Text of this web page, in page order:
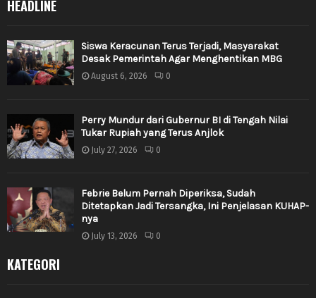
HEADLINE
Siswa Keracunan Terus Terjadi, Masyarakat
Desak Pemerintah Agar Menghentikan MBG
August 6, 2026 0
Perry Mundur dari Gubernur BI di Tengah Nilai
Tukar Rupiah yang Terus Anjlok
July 27, 2026 0
Febrie Belum Pernah Diperiksa, Sudah
Ditetapkan Jadi Tersangka, Ini Penjelasan KUHAP-
nya
July 13, 2026 0
KATEGORI